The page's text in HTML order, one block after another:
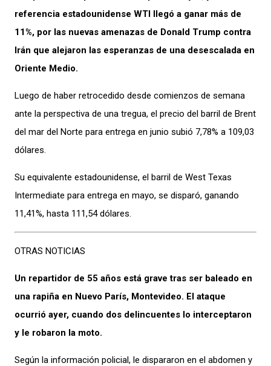
referencia estadounidense WTI llegó a ganar más de
11%, por las nuevas amenazas de Donald Trump contra
Irán que alejaron las esperanzas de una desescalada en
Oriente Medio.
Luego de haber retrocedido desde comienzos de semana
ante la perspectiva de una tregua, el precio del barril de Brent
del mar del Norte para entrega en junio subió 7,78% a 109,03
dólares.
Su equivalente estadounidense, el barril de West Texas
Intermediate para entrega en mayo, se disparó, ganando
11,41%, hasta 111,54 dólares.
OTRAS NOTICIAS
Un repartidor de 55 años está grave tras ser baleado en
una rapiña en Nuevo París, Montevideo. El ataque
ocurrió ayer, cuando dos delincuentes lo interceptaron
y le robaron la moto.
Según la información policial, le dispararon en el abdomen y